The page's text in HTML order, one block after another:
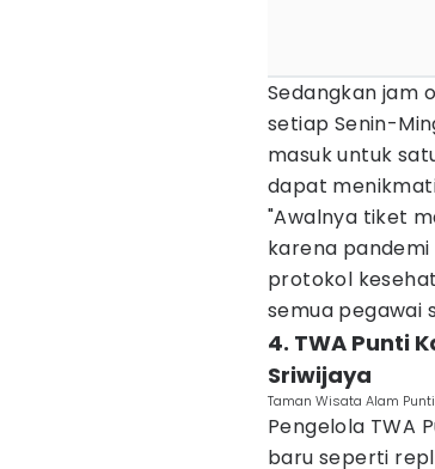
Sedangkan jam
setiap Senin-
masuk untuk
dapat
"Awalnya tiket
karena
protokol
semua pegawai
4. TWA Punti
Sriwijaya
Taman Wisata Alam
Pengelola TWA
baru seperti